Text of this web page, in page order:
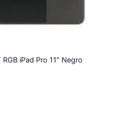
iPad Pro 11″ Negro